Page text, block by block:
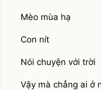
Mèo mùa hạ
Con nít
Nói chuyện với trời
Vậy mà chẳng ai ở